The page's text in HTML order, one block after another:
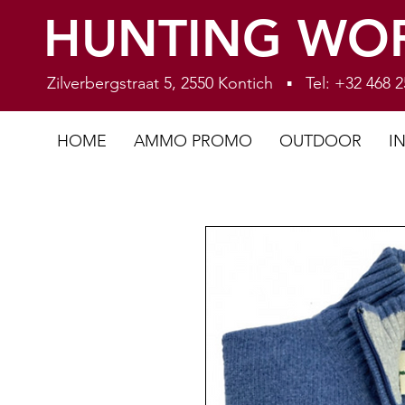
Zilverbergstraat 5, 2550 Kontich ▪ Tel: +32 468
HUNTING
HOME AMMO PROMO OUTDOOR